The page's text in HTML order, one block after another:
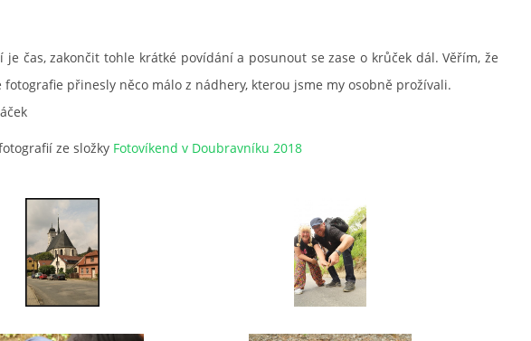
čas, zakončit tohle krátké povídání a posunout se zase o krůček dál. Věřím, že
fotografie přinesly něco málo z nádhery, kterou jsme my osobně prožívali.
ze složky Fotovíkend v Doubravníku 2018